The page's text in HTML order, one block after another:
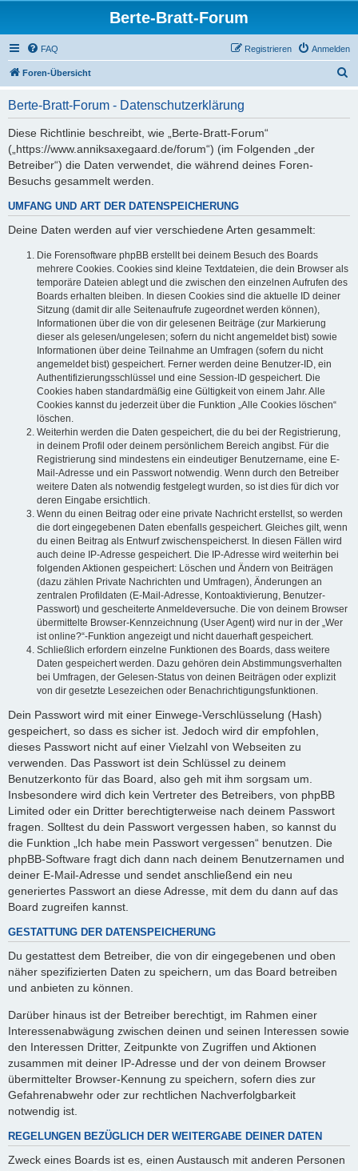
Berte-Bratt-Forum
FAQ Anmelden
Registrieren
Foren-Übersicht
Berte-Bratt-Forum - Datenschutzerklärung
Diese Richtlinie beschreibt, wie „Berte-Bratt-Forum“
(„https://www.anniksaxegaard.de/forum“) (im Folgenden „der
Betreiber“) die Daten verwendet, die während deines Foren-
Besuchs gesammelt werden.
UMFANG UND ART DER DATENSPEICHERUNG
Deine Daten werden auf vier verschiedene Arten gesammelt:
Die Forensoftware phpBB erstellt bei deinem Besuch des Boards
mehrere Cookies. Cookies sind kleine Textdateien, die dein Browser als
temporäre Dateien ablegt und die zwischen den einzelnen Aufrufen des
Boards erhalten bleiben. In diesen Cookies sind die aktuelle ID deiner
Sitzung (damit dir alle Seitenaufrufe zugeordnet werden können),
Informationen über die von dir gelesenen Beiträge (zur Markierung
dieser als gelesen/ungelesen; sofern du nicht angemeldet bist) sowie
Informationen über deine Teilnahme an Umfragen (sofern du nicht
angemeldet bist) gespeichert. Ferner werden deine Benutzer-ID, ein
Authentifizierungsschlüssel und eine Session-ID gespeichert. Die
Cookies haben standardmäßig eine Gültigkeit von einem Jahr. Alle
Cookies kannst du jederzeit über die Funktion „Alle Cookies löschen“
löschen.
Weiterhin werden die Daten gespeichert, die du bei der Registrierung,
in deinem Profil oder deinem persönlichem Bereich angibst. Für die
Registrierung sind mindestens ein eindeutiger Benutzername, eine E-
Mail-Adresse und ein Passwort notwendig. Wenn durch den Betreiber
weitere Daten als notwendig festgelegt wurden, so ist dies für dich vor
deren Eingabe ersichtlich.
Wenn du einen Beitrag oder eine private Nachricht erstellst, so werden
die dort eingegebenen Daten ebenfalls gespeichert. Gleiches gilt, wenn
du einen Beitrag als Entwurf zwischenspeicherst. In diesen Fällen wird
auch deine IP-Adresse gespeichert. Die IP-Adresse wird weiterhin bei
folgenden Aktionen gespeichert: Löschen und Ändern von Beiträgen
(dazu zählen Private Nachrichten und Umfragen), Änderungen an
zentralen Profildaten (E-Mail-Adresse, Kontoaktivierung, Benutzer-
Passwort) und gescheiterte Anmeldeversuche. Die von deinem Browser
übermittelte Browser-Kennzeichnung (User Agent) wird nur in der „Wer
ist online?“-Funktion angezeigt und nicht dauerhaft gespeichert.
Schließlich erfordern einzelne Funktionen des Boards, dass weitere
Daten gespeichert werden. Dazu gehören dein Abstimmungsverhalten
bei Umfragen, der Gelesen-Status von deinen Beiträgen oder explizit
von dir gesetzte Lesezeichen oder Benachrichtigungsfunktionen.
Dein Passwort wird mit einer Einwege-Verschlüsselung (Hash)
gespeichert, so dass es sicher ist. Jedoch wird dir empfohlen,
dieses Passwort nicht auf einer Vielzahl von Webseiten zu
verwenden. Das Passwort ist dein Schlüssel zu deinem
Benutzerkonto für das Board, also geh mit ihm sorgsam um.
Insbesondere wird dich kein Vertreter des Betreibers, von phpBB
Limited oder ein Dritter berechtigterweise nach deinem Passwort
fragen. Solltest du dein Passwort vergessen haben, so kannst du
die Funktion „Ich habe mein Passwort vergessen“ benutzen. Die
phpBB-Software fragt dich dann nach deinem Benutzernamen und
deiner E-Mail-Adresse und sendet anschließend ein neu
generiertes Passwort an diese Adresse, mit dem du dann auf das
Board zugreifen kannst.
GESTATTUNG DER DATENSPEICHERUNG
Du gestattest dem Betreiber, die von dir eingegebenen und oben
näher spezifizierten Daten zu speichern, um das Board betreiben
und anbieten zu können.
Darüber hinaus ist der Betreiber berechtigt, im Rahmen einer
Interessenabwägung zwischen deinen und seinen Interessen sowie
den Interessen Dritter, Zeitpunkte von Zugriffen und Aktionen
zusammen mit deiner IP-Adresse und der von deinem Browser
übermittelter Browser-Kennung zu speichern, sofern dies zur
Gefahrenabwehr oder zur rechtlichen Nachverfolgbarkeit
notwendig ist.
REGELUNGEN BEZÜGLICH DER WEITERGABE DEINER DATEN
Zweck eines Boards ist es, einen Austausch mit anderen Personen